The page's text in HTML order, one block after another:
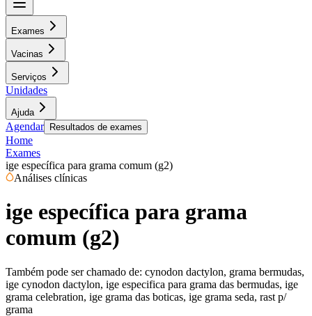
Exames
Vacinas
Serviços
Unidades
Ajuda
Agendar Resultados de exames
Home
Exames
ige específica para grama comum (g2)
Análises clínicas
ige específica para grama
comum (g2)
Também pode ser chamado de: cynodon dactylon, grama bermudas,
ige cynodon dactylon, ige especifica para grama das bermudas, ige
grama celebration, ige grama das boticas, ige grama seda, rast p/
grama